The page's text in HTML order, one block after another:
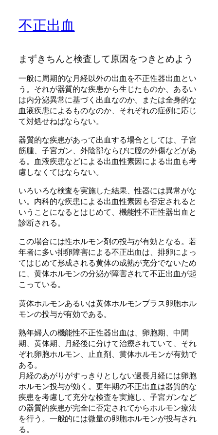
不正出血
まずきちんと検査して原因をつきとめよう
一般に周期的な月経以外の出血を不正性器出血とい
う。それが器質的な疾患から生じたものか、あるい
は内分泌異常に基づく出血なのか、または全身的な
血液疾患によるものなのか、それぞれの症例に応じ
て対処せねばならない。
器質的な疾患があって出血する場合としては、子宮
筋腫、子宮ガン、外陰部ならびに膣の外傷などがあ
る。血液疾患などによる出血性素因による出血も考
慮しなくてはならない。
いろいろな検査を実施した結果、性器には異常がな
い。内科的な疾患による出血性素因も否定されると
いうことになるとはじめて、機能性不正性器出血と
診断される。
この場合には性ホルモン剤の投与が有効となる。若
年者に多い排卵障害による不正出血は、排卵によっ
てはじめて形成される黄体の成熟が充分でないため
に、黄体ホルモンの分泌が障害されて不正出血が起
こっている。
黄体ホルモンあるいは黄体ホルモンプラス卵胞ホル
モンの投与が有効である。
熟年婦人の機能性不正性器出血は、卵胞期、中間
期、黄体期、月経後に分けて治療されていて、それ
ぞれ卵胞ホルモン、止血剤、黄体ホルモンが有効で
ある。
月経のあがりがすっきりとしない過長月経には卵胞
ホルモン投与が効く。更年期の不正出血は器質的な
疾患を考慮して充分な検査を実施し、子宮ガンなど
の器質的疾患が完全に否定されてからホルモン療法
を行う。一般的には微量の卵胞ホルモンが投与され
る。